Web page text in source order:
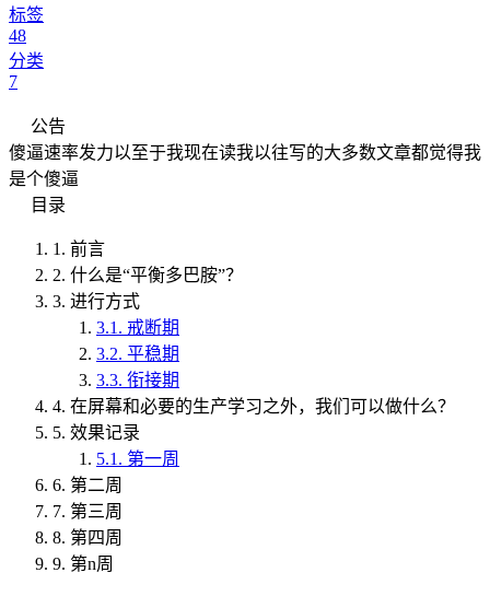
标签
48
分类
7
公告
傻逼速率发力以至于我现在读我以往写的大多数文章都觉得我
是个傻逼
目录
1. 前言
2. 什么是“平衡多巴胺”？
3. 进行方式
3.1. 戒断期
3.2. 平稳期
3.3. 衔接期
4. 在屏幕和必要的生产学习之外，我们可以做什么？
5. 效果记录
5.1. 第一周
6. 第二周
7. 第三周
8. 第四周
9. 第n周